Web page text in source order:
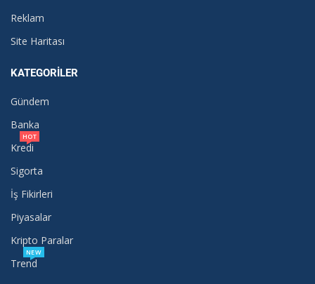
Reklam
Site Haritası
KATEGORILER
Gündem
Banka
Kredi
HOT
Sigorta
İş Fikirleri
Piyasalar
Kripto Paralar
Trend
NEW